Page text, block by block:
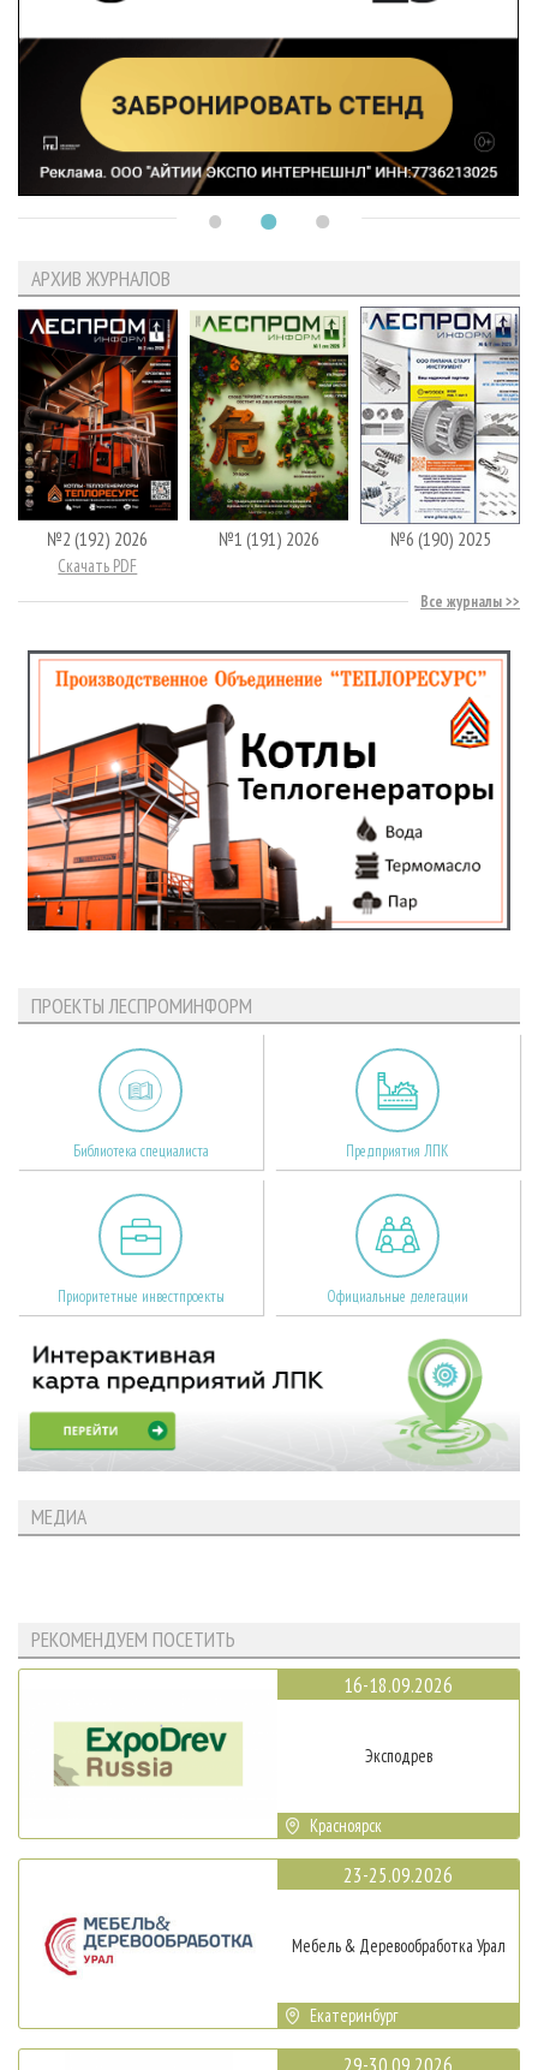
АРХИВ ЖУРНАЛОВ
№2 (192) 2026
Скачать PDF
№1 (191) 2026 №6 (190) 2025
Все журналы
ПРОЕКТЫ ЛЕСПРОМИНФОРМ
Библиотека специалиста Предприятия ЛПК
Приоритетные инвестпроекты Официальные делегации
МЕДИА
РЕКОМЕНДУЕМ ПОСЕТИТЬ
16-18.09.2026
Эксподрев
Красноярск
23-25.09.2026
Мебель & Деревообработка Урал
Екатеринбург